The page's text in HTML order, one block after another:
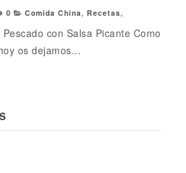
0 Comida China, Recetas,
con Salsa Picante Como
os dejamos...